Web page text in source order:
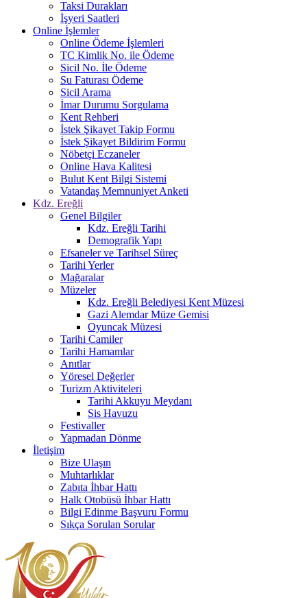
Taksi Durakları
İşyeri Saatleri
Online İşlemler
Online Ödeme İşlemleri
TC Kimlik No. ile Ödeme
Sicil No. İle Ödeme
Su Faturası Ödeme
Sicil Arama
İmar Durumu Sorgulama
Kent Rehberi
İstek Şikayet Takip Formu
İstek Şikayet Bildirim Formu
Nöbetçi Eczaneler
Online Hava Kalitesi
Bulut Kent Bilgi Sistemi
Vatandaş Memnuniyet Anketi
Kdz. Ereğli
Genel Bilgiler
Kdz. Ereğli Tarihi
Demografik Yapı
Efsaneler ve Tarihsel Süreç
Tarihi Yerler
Mağaralar
Müzeler
Kdz. Ereğli Belediyesi Kent Müzesi
Gazi Alemdar Müze Gemisi
Oyuncak Müzesi
Tarihi Camiler
Tarihi Hamamlar
Anıtlar
Yöresel Değerler
Turizm Aktiviteleri
Tarihi Akkuyu Meydanı
Sis Havuzu
Festivaller
Yapmadan Dönme
İletişim
Bize Ulaşın
Muhtarlıklar
Zabıta İhbar Hattı
Halk Otobüsü İhbar Hattı
Bilgi Edinme Başvuru Formu
Sıkça Sorulan Sorular